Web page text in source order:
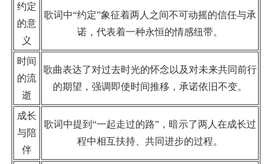
约定
的意
义
歌词中“约定”象征着两人之间不可动摇的信任与承
诺，代表着一种永恒的情感纽带。
时间
的流
逝
歌曲表达了对过去时光的怀念以及对未来共同前行
的期望，强调即使时间推移，承诺依旧不变。
成长
与陪
伴
歌词中提到“一起走过的路”，暗示了两人在成长过
程中相互扶持、共同进步的过程。